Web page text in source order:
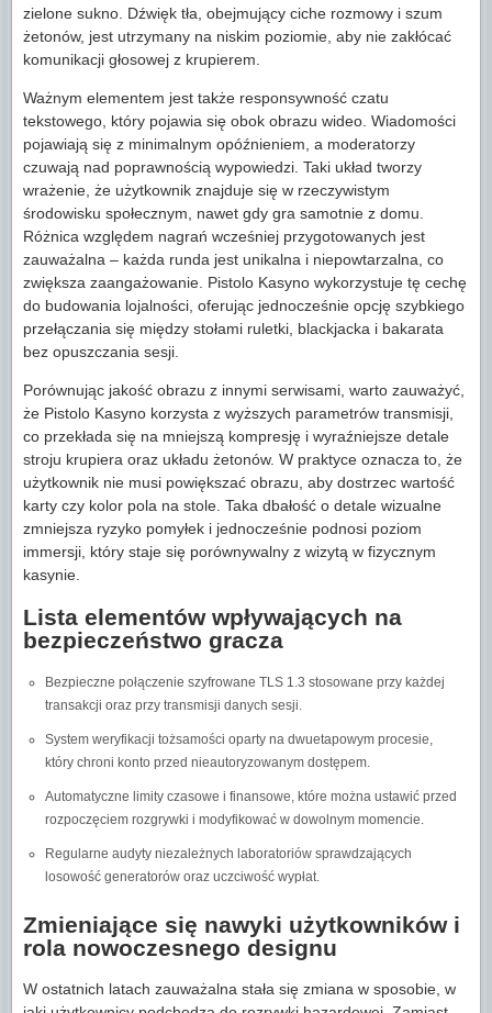
zielone sukno. Dźwięk tła, obejmujący ciche rozmowy i szum
żetonów, jest utrzymany na niskim poziomie, aby nie zakłócać
komunikacji głosowej z krupierem.
Ważnym elementem jest także responsywność czatu
tekstowego, który pojawia się obok obrazu wideo. Wiadomości
pojawiają się z minimalnym opóźnieniem, a moderatorzy
czuwają nad poprawnością wypowiedzi. Taki układ tworzy
wrażenie, że użytkownik znajduje się w rzeczywistym
środowisku społecznym, nawet gdy gra samotnie z domu.
Różnica względem nagrań wcześniej przygotowanych jest
zauważalna – każda runda jest unikalna i niepowtarzalna, co
zwiększa zaangażowanie. Pistolo Kasyno wykorzystuje tę cechę
do budowania lojalności, oferując jednocześnie opcję szybkiego
przełączania się między stołami ruletki, blackjacka i bakarata
bez opuszczania sesji.
Porównując jakość obrazu z innymi serwisami, warto zauważyć,
że Pistolo Kasyno korzysta z wyższych parametrów transmisji,
co przekłada się na mniejszą kompresję i wyraźniejsze detale
stroju krupiera oraz układu żetonów. W praktyce oznacza to, że
użytkownik nie musi powiększać obrazu, aby dostrzec wartość
karty czy kolor pola na stole. Taka dbałość o detale wizualne
zmniejsza ryzyko pomyłek i jednocześnie podnosi poziom
immersji, który staje się porównywalny z wizytą w fizycznym
kasynie.
Lista elementów wpływających na
bezpieczeństwo gracza
Bezpieczne połączenie szyfrowane TLS 1.3 stosowane przy każdej
transakcji oraz przy transmisji danych sesji.
System weryfikacji tożsamości oparty na dwuetapowym procesie,
który chroni konto przed nieautoryzowanym dostępem.
Automatyczne limity czasowe i finansowe, które można ustawić przed
rozpoczęciem rozgrywki i modyfikować w dowolnym momencie.
Regularne audyty niezależnych laboratoriów sprawdzających
losowość generatorów oraz uczciwość wypłat.
Zmieniające się nawyki użytkowników i
rola nowoczesnego designu
W ostatnich latach zauważalna stała się zmiana w sposobie, w